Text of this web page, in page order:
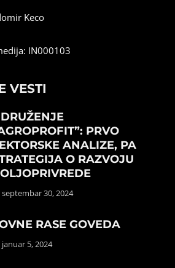
Keco
IN000103
VESTI
PRVO
ANALIZE, PA
O RAZVOJU
septembar 30, 2024
RASE GOVEDA
januar 5, 2024